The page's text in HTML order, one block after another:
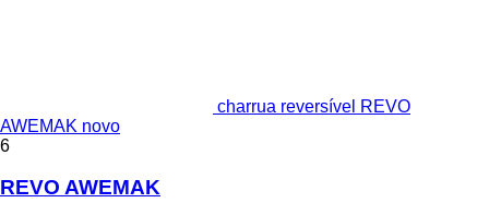
charrua reversível REVO
AWEMAK novo
6
REVO AWEMAK